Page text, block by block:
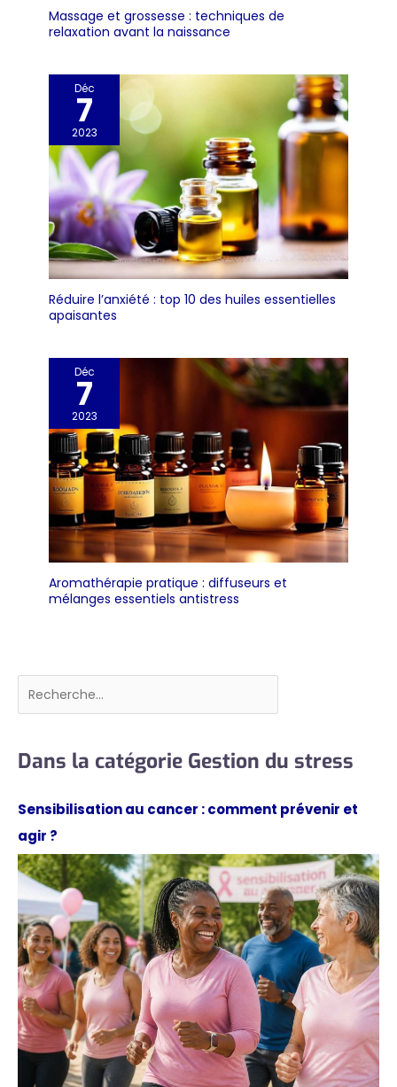
Massage et grossesse : techniques de
relaxation avant la naissance
Déc
7
2023
Réduire l’anxiété : top 10 des huiles essentielles
apaisantes
Déc
7
2023
Aromathérapie pratique : diffuseurs et
mélanges essentiels antistress
Rechercher
Dans la catégorie Gestion du stress
Sensibilisation au cancer : comment prévenir et
agir ?